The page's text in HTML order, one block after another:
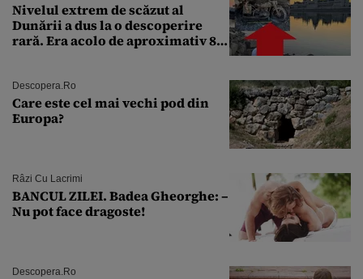
Nivelul extrem de scăzut al
Dunării a dus la o descoperire
rară. Era acolo de aproximativ 80
Descopera.ro
Care este cel mai vechi pod din
Europa?
Râzi Cu Lacrimi
BANCUL ZILEI. Badea Gheorghe: –
Nu pot face dragoste!
Descopera.ro